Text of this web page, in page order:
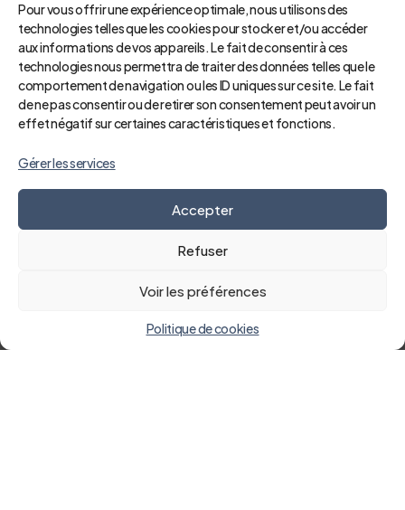
Pour vous offrir une expérience optimale, nous utilisons des
technologies telles que les cookies pour stocker et/ou accéder
aux informations de vos appareils. Le fait de consentir à ces
technologies nous permettra de traiter des données telles que le
comportement de navigation ou les ID uniques sur ce site. Le fait
de ne pas consentir ou de retirer son consentement peut avoir un
effet négatif sur certaines caractéristiques et fonctions.
Gérer les services
Accepter
Refuser
Voir les préférences
Politique de cookies